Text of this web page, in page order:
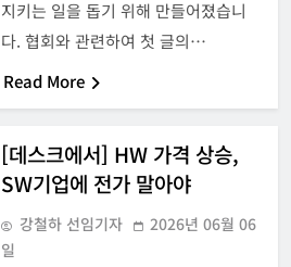
지키는 일을 돕기 위해 만들어졌습니
다. 협회와 관련하여 첫 글의…
Read More
[데스크에서] HW 가격 상승,
SW기업에 전가 말아야
강철하 선임기자
2026년 06월 06
일